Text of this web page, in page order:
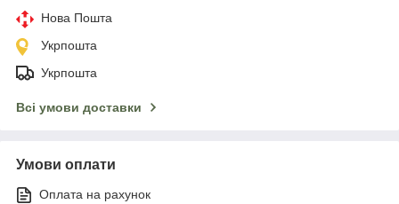
Нова Пошта
Укрпошта
Укрпошта
Всі умови доставки
Умови оплати
Оплата на рахунок